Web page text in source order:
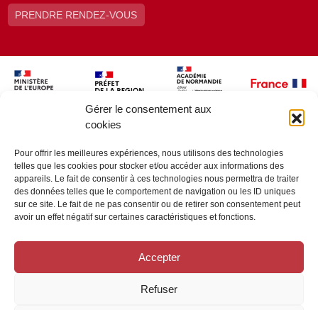
Gérer le consentement aux
cookies
Pour offrir les meilleures expériences, nous utilisons des technologies
telles que les cookies pour stocker et/ou accéder aux informations des
appareils. Le fait de consentir à ces technologies nous permettra de traiter
des données telles que le comportement de navigation ou les ID uniques
sur ce site. Le fait de ne pas consentir ou de retirer son consentement peut
avoir un effet négatif sur certaines caractéristiques et fonctions.
Accepter
Refuser
PRENDRE RENDEZ-VOUS